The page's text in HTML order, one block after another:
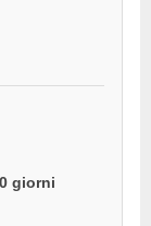
giorni